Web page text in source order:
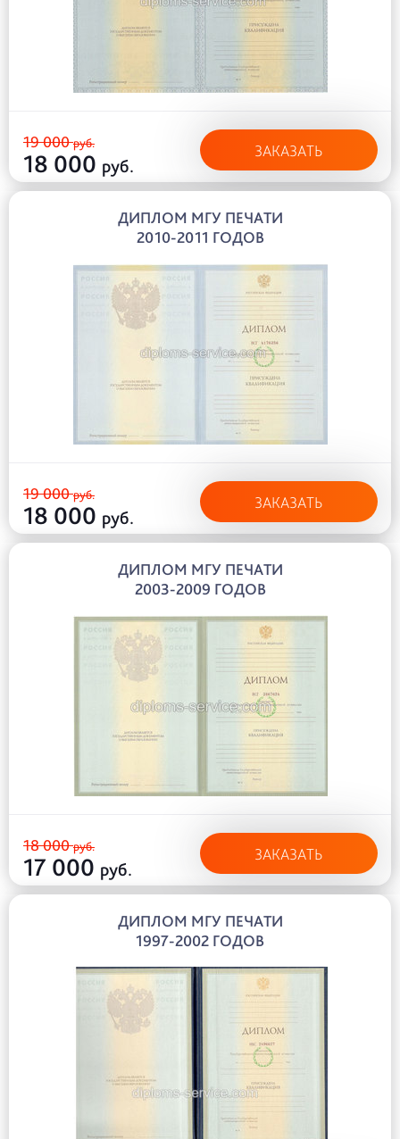
19 000руб.
18 000 руб.
ЗАКАЗАТЬ
ДИПЛОМ МГУ ПЕЧАТИ
2010-2011 ГОДОВ
19 000руб.
18 000 руб.
ЗАКАЗАТЬ
ДИПЛОМ МГУ ПЕЧАТИ
2003-2009 ГОДОВ
18 000руб.
17 000 руб.
ЗАКАЗАТЬ
ДИПЛОМ МГУ ПЕЧАТИ
1997-2002 ГОДОВ